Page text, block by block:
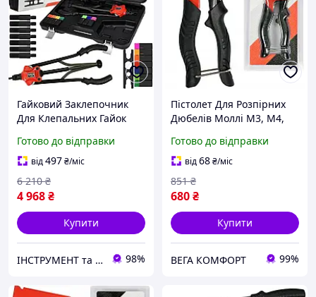
Гайковий Заклепочник
Для Клепальних Гайок
M12 YATO (YT-36125)
Готово до відправки
від497₴/міс
4 968₴
6 210 ₴
Купити
ІНСТРУМЕНТ та МЕТИЗИ 98%
Пістолет Для Розпірних
Дюбелів Моллі М3, М4,
51452)
Готово до відправки
від68₴/міс
680₴
851 ₴
Купити
ВЕГА КОМФОРТ 99%